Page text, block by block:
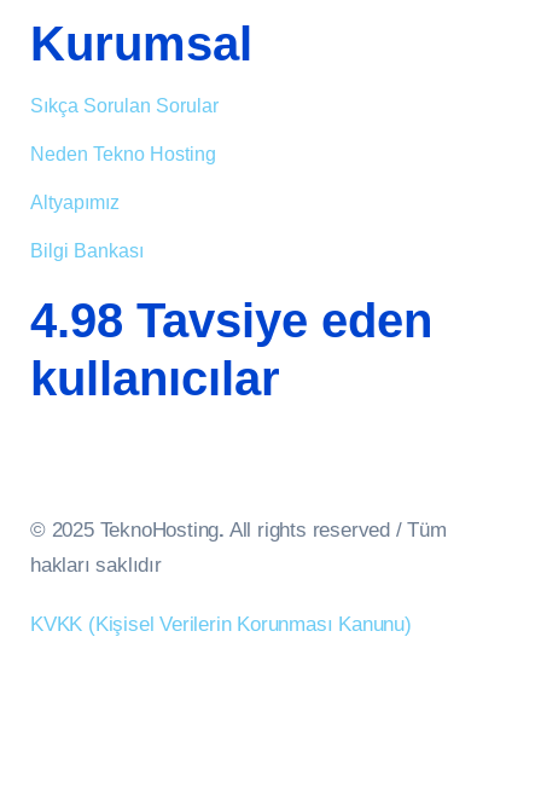
Kurumsal
Sıkça Sorulan Sorular
Neden Tekno Hosting
Altyapımız
Bilgi Bankası
4.98 Tavsiye eden
kullanıcılar
© 2025 TeknoHosting. All rights reserved / Tüm
hakları saklıdır
KVKK (Kişisel Verilerin Korunması Kanunu)